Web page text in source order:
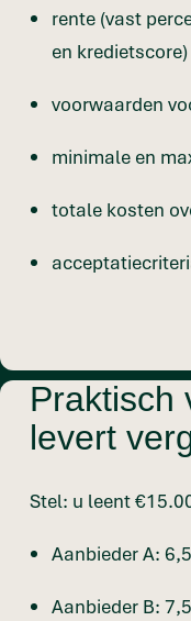
rente (vast
en kredietscore)
voorwaarden
minimale en
totale kosten
Praktisch
levert
Stel: u leent
Aanbieder A:
Aanbieder B: